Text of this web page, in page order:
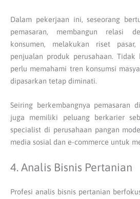
Dalam pekerjaan ini, seseorang
pemasaran, membangun relasi
konsumen, melakukan riset
penjualan produk perusahaan.
perlu memahami tren konsumsi
dipasarkan tetap diminati.
Seiring berkembangnya pemasaran
juga memiliki peluang berkarier
specialist di perusahaan pangan
media sosial dan e-commerce untuk
4. Analis Bisnis Pertanian
Profesi analis bisnis pertanian